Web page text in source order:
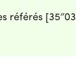
référés [35″03]